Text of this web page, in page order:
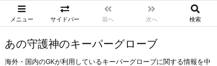
メニュー サイドバー 前へ 次へ 検索
あの守護神のキーパーグローブ
海外・国内のGKが利用しているキーパーグローブに関する情報を中